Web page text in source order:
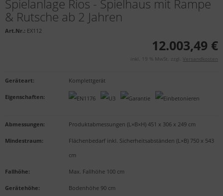
Spielanlage Rios - Spielhaus mit Rampe
& Rutsche ab 2 Jahren
Art.Nr.: EX112
12.003,49 €
inkl. 19 % MwSt. zzgl. Versandkosten
Geräteart: Komplettgerät
Eigenschaften:
Abmessungen: Produktabmessungen (L×B×H) 451 x 306 x 249 cm
Mindestraum:
Flächenbedarf inkl. Sicherheitsabständen (L×B) 750 x 543
cm
Fallhöhe: Max. Fallhöhe 100 cm
Gerätehöhe: Bodenhöhe 90 cm